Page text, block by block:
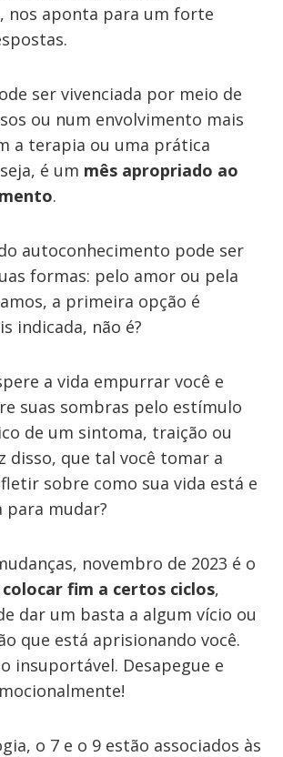
nos aponta para um forte
ser vivenciada por meio de
ou num envolvimento mais
a terapia ou uma prática
é um mês apropriado ao
.
autoconhecimento pode ser
formas: pelo amor ou pela
a primeira opção é
indicada, não é?
a vida empurrar você e
suas sombras pelo estímulo
de um sintoma, traição ou
disso, que tal você tomar a
sobre como sua vida está e
para mudar?
novembro de 2023 é o
colocar fim a certos ciclos,
dar um basta a algum vício ou
que está aprisionando você.
insuportável. Desapegue e
o 7 e o 9 estão associados às